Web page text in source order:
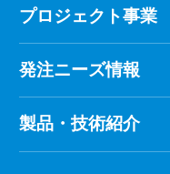
プロジェクト事業
発注ニーズ情報
製品・技術紹介